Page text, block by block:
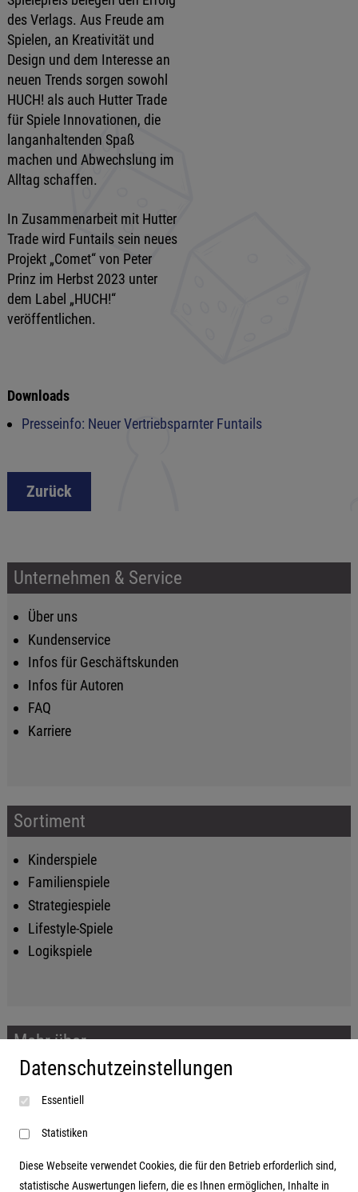
des Verlags. Aus Freude am
Spielen, an Kreativität und
Design und dem Interesse an
neuen Trends sorgen sowohl
HUCH! als auch Hutter Trade
für Spiele Innovationen, die
langanhaltenden Spaß
machen und Abwechslung im
Alltag schaffen.
In Zusammenarbeit mit Hutter
Trade wird Funtails sein neues
Projekt „Comet“ von Peter
Prinz im Herbst 2023 unter
dem Label „HUCH!“
veröffentlichen.
Downloads
Presseinfo: Neuer Vertriebsparnter Funtails
Zurück
Unternehmen & Service
Über uns
Kundenservice
Infos für Geschäftskunden
Infos für Autoren
FAQ
Karriere
Sortiment
Kinderspiele
Familienspiele
Strategiespiele
Lifestyle-Spiele
Logikspiele
Mehr über...
Impressum
AGB
Datenschutzerklärung
Datenschutzeinstellungen
Essentiell
Statistiken
Diese Webseite verwendet Cookies, die für den Betrieb erforderlich sind,
statistische Auswertungen liefern, die es Ihnen ermöglichen, Inhalte in